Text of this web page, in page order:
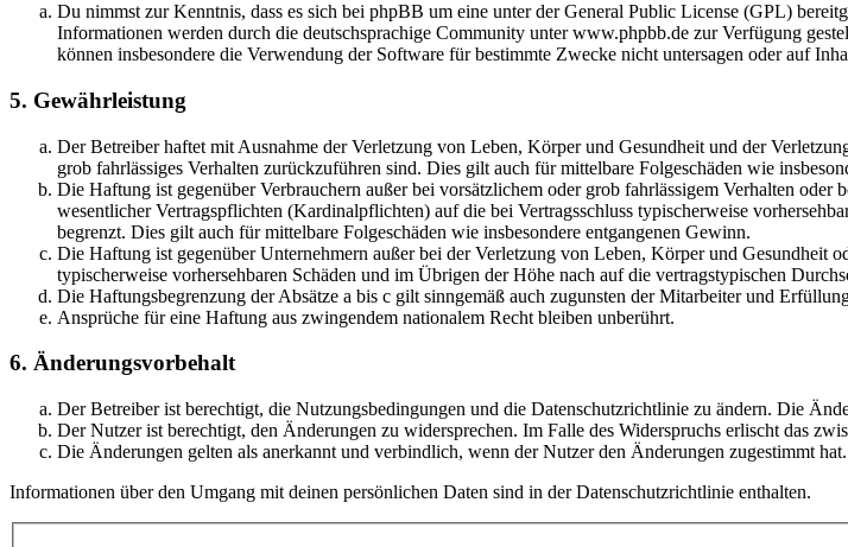
Du nimmst zur Kenntnis, dass es sich bei phpBB um eine unter der General Public License (GPL)
Informationen werden durch die deutschsprachige Community unter www.phpbb.de zur Verfügung
können insbesondere die Verwendung der Software für bestimmte Zwecke nicht untersagen oder auf
5. Gewährleistung
Der Betreiber haftet mit Ausnahme der Verletzung von Leben, Körper und Gesundheit und der
grob fahrlässiges Verhalten zurückzuführen sind. Dies gilt auch für mittelbare Folgeschäden wie
Die Haftung ist gegenüber Verbrauchern außer bei vorsätzlichem oder grob fahrlässigem Verhalten
wesentlicher Vertragspflichten (Kardinalpflichten) auf die bei Vertragsschluss typischerweise
begrenzt. Dies gilt auch für mittelbare Folgeschäden wie insbesondere entgangenen Gewinn.
Die Haftung ist gegenüber Unternehmern außer bei der Verletzung von Leben, Körper und Gesundheit
typischerweise vorhersehbaren Schäden und im Übrigen der Höhe nach auf die vertragstypischen
Die Haftungsbegrenzung der Absätze a bis c gilt sinngemäß auch zugunsten der Mitarbeiter und
Ansprüche für eine Haftung aus zwingendem nationalem Recht bleiben unberührt.
6. Änderungsvorbehalt
Der Betreiber ist berechtigt, die Nutzungsbedingungen und die Datenschutzrichtlinie zu ändern. Die
Der Nutzer ist berechtigt, den Änderungen zu widersprechen. Im Falle des Widerspruchs erlischt das
Die Änderungen gelten als anerkannt und verbindlich, wenn der Nutzer den Änderungen zugestimmt hat.
Informationen über den Umgang mit deinen persönlichen Daten sind in der Datenschutzrichtlinie enthalten.